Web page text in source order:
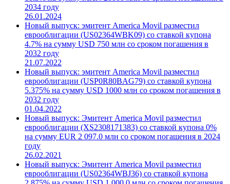
Новый выпуск: эмитент America Movil разместил
еврооблигации (XS2701559440) со ставкой купона
10.3% на сумму MXN 20000 млн со сроком погашения в
2034 году
26.01.2024
Новый выпуск: эмитент America Movil разместил
еврооблигации (US02364WBK09) со ставкой купона
4.7% на сумму USD 750 млн со сроком погашения в
2032 году
21.07.2022
Новый выпуск: эмитент America Movil разместил
еврооблигации (USP0R80BAG79) со ставкой купона
5.375% на сумму USD 1000 млн со сроком погашения в
2032 году
01.04.2022
Новый выпуск: Эмитент America Movil разместил
еврооблигации (XS2308171383) со ставкой купона 0%
на сумму EUR 2 097.0 млн со сроком погашения в 2024
году